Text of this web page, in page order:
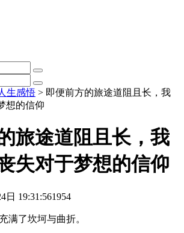
生感悟 > 即便前方的旅途道阻且长，我
想的信仰
旅途道阻且长，我
失对于梦想的信仰
日 19:31:561954
满了坎坷与曲折。